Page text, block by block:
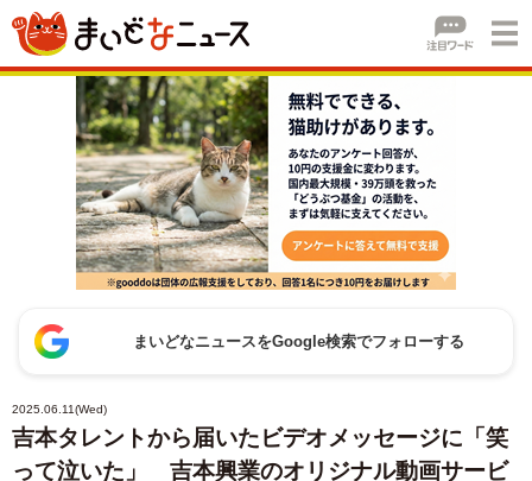
まいどなニュースをGoogle検索でフォローする
2025.06.11(Wed)
吉本タレントから届いたビデオメッセージに「笑
って泣いた」 吉本興業のオリジナル動画サービ